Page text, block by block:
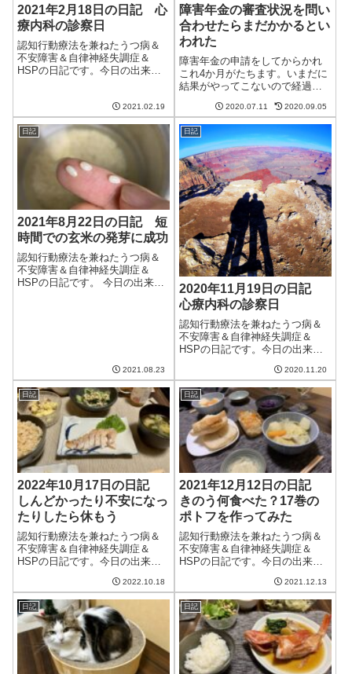
2021年2月18日の日記 心
療内科の診察日
認知行動療法を兼ねたうつ病＆
不安障害＆自律神経失調症＆
HSPの日記です。今日の出来事
しは暖かく、それほど寒さは感
じなかった。明日からは気温が
上がって暖かくなるらしい。猫
は昨日よりもさら...
2021.02.19
障害年金の審査状況を問い
合わせたらまだかかるとい
われた
障害年金の申請をしてからかれ
これ4か月がたちます。いまだに
結果がやってこないので経過を
がらまだ審査には時間がかかる
とのこと。いつになるのやら。
これまでの経過はこちら:審査状
況の問い合わせ専用番号が用意
されている実...
2020.07.11 2020.09.05
日記
2021年8月22日の日記 短
時間での玄米の発芽に成功
認知行動療法を兼ねたうつ病＆
不安障害＆自律神経失調症＆
HSPの日記です。 今日の出来事
2021.08.23
日記
2020年11月19日の日記
心療内科の診察日
認知行動療法を兼ねたうつ病＆
不安障害＆自律神経失調症＆
HSPの日記です。今日の出来事
いて、気持ち悪いくらい暖か
い。もう11月も末だというのに
こんなに暖かくていいのだろう
か。一方で、長期予報を見ると
12月に入るくら...
2020.11.20
日記
2022年10月17日の日記
しんどかったり不安になっ
たりしたら休もう
認知行動療法を兼ねたうつ病＆
不安障害＆自律神経失調症＆
HSPの日記です。今日の出来事
の変わり目の雨雲がちょうど居
座っているらしい。明日からは
秋の空気に入れ替わるとか。よ
うやく秋晴れがみられそうで楽
しみ。歯茎の調子...
2022.10.18
日記
2021年12月12日の日記
きのう何食べた？17巻の
ポトフを作ってみた
認知行動療法を兼ねたうつ病＆
不安障害＆自律神経失調症＆
HSPの日記です。今日の出来事
けど、雲も多い天気。気温は高
いので過ごしやすかった。火曜
日には相変わらず雪マークがあ
る。風邪を引かないようにせね
ば。午前中はブロ...
2021.12.13
日記 日記